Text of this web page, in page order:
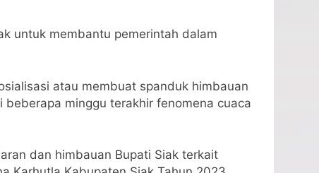
untuk membantu pemerintah dalam
atau membuat spanduk himbauan
minggu terakhir fenomena cuaca
dan himbauan Bupati Siak terkait